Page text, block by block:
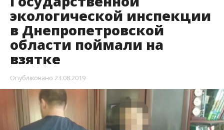
экологической инспекции
в Днепропетровской
области поймали на
взятке
Опубліковано 23.08.2019